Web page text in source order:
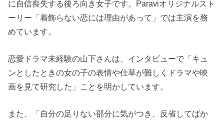
に自信喪失する後ろ向き女子です。Paraviオリジナルスト
ーリー「着飾らない恋には理由があって」では主演を務
めています。
恋愛ドラマ未経験の山下さんは、インタビューで「キュ
ンとしたときの女の子の表情や仕草が難しくドラマや映
画を見て研究した」ことを明かしています。
また、「自分の足りない部分に気がつき、反省してばか